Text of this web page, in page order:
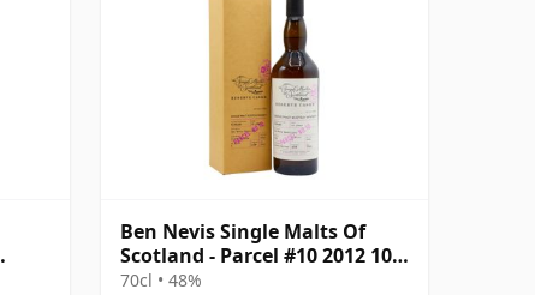
Ben Nevis Single Malts Of
Scotland - Parcel #10 2012 10
jaar oud
70cl • 48%